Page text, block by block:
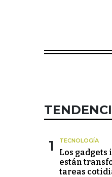
1 TECNOLOGÍA
Los gadgets
están
tareas